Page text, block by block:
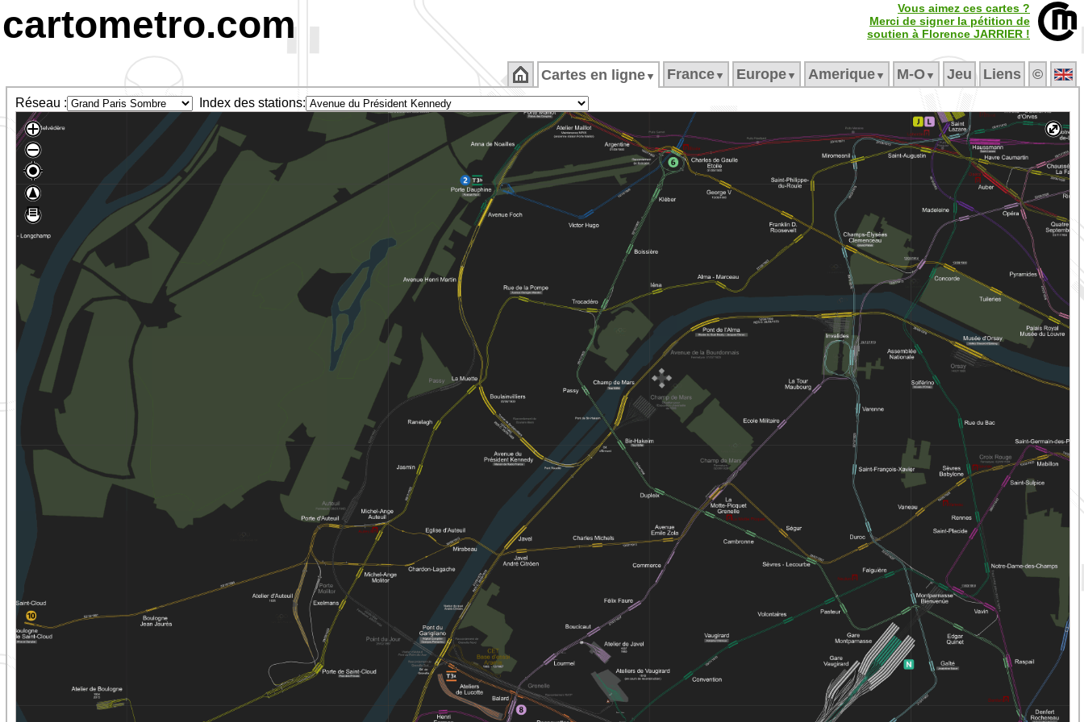
cartometro.com
Vous aimez ces cartes ?
Merci de signer la pétition de
soutien à Florence JARRIER !
Cartes en ligne ▼ France ▼ Europe ▼ Amerique ▼ M‑O ▼ Jeu Liens ©
Réseau : Index des stations: